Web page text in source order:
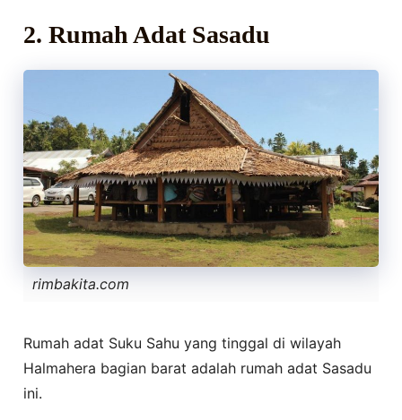
2.Rumah Adat Sasadu
rimbakita.com
Rumah adat Suku Sahu yang tinggal di wilayah
Halmahera bagian barat adalah rumah adat Sasadu
ini.